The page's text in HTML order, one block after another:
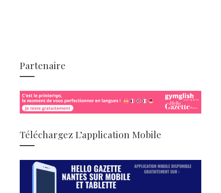
Partenaire
Téléchargez L’application Mobile